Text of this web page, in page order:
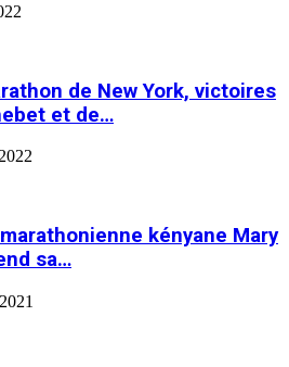
de New York, victoires
et de…
kényane Mary
sa…